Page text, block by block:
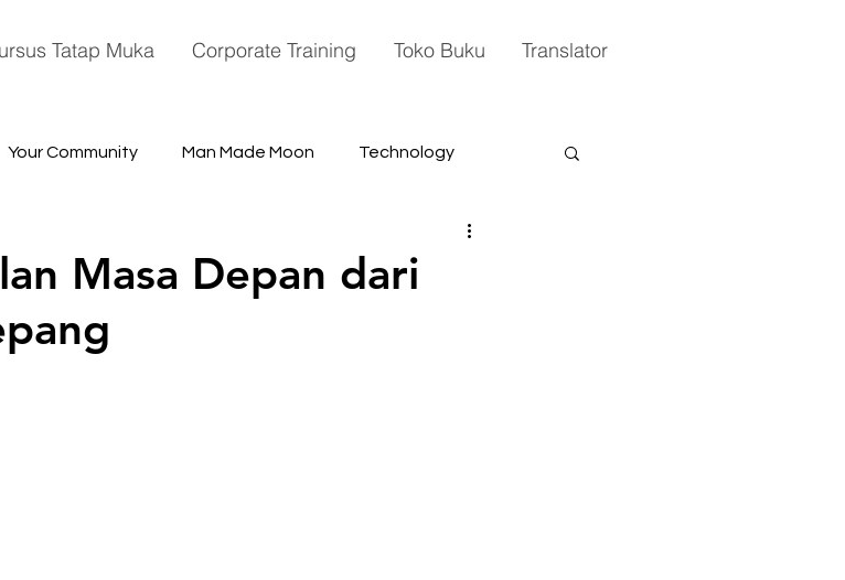
Tatap Muka Corporate Training Toko Buku Translator
Your Community Man Made Moon Technology
Masa Depan dari